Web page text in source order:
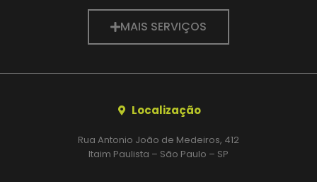
MAIS SERVIÇOS
Localização
Rua Antonio João de Medeiros, 412
Itaim Paulista – São Paulo – SP